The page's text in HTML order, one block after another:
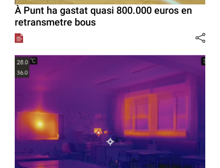
À Punt ha gastat quasi 800.000 euros en
retransmetre bous